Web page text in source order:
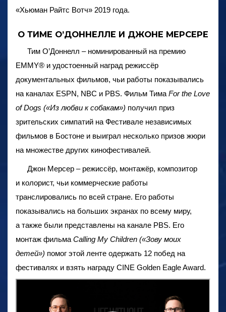
«Хьюман Райтс Вотч» 2019 года.
О ТИМЕ O’ДОННЕЛЛЕ И ДЖОНЕ МЕРСЕРЕ
Тим O’Доннелл – номинированный на премию
EMMY® и удостоенный наград режиссёр
документальных фильмов, чьи работы показывались
на каналах ESPN, NBC и PBS. Фильм Тима For the Love
of Dogs («Из любви к собакам») получил приз
зрительских симпатий на Фестивале независимых
фильмов в Бостоне и выиграл несколько призов жюри
на множестве других кинофестивалей.
Джон Мерсер – режиссёр, монтажёр, композитор
и колорист, чьи коммерческие работы
транслировались по всей стране. Его работы
показывались на больших экранах по всему миру,
а также были представлены на канале PBS. Его
монтаж фильма Calling My Children («Зову моих
детей») помог этой ленте одержать 12 побед на
фестивалях и взять награду CINE Golden Eagle Award.